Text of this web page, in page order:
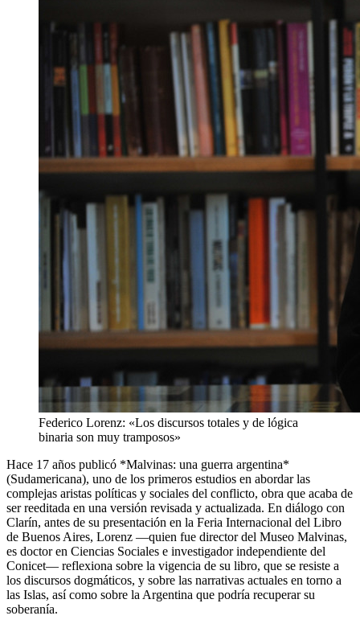
Federico Lorenz: «Los discursos totales y de lógica
binaria son muy tramposos»
Hace 17 años publicó *Malvinas: una guerra argentina*
(Sudamericana), uno de los primeros estudios en abordar las
complejas aristas políticas y sociales del conflicto, obra que acaba de
ser reeditada en una versión revisada y actualizada. En diálogo con
Clarín, antes de su presentación en la Feria Internacional del Libro
de Buenos Aires, Lorenz —quien fue director del Museo Malvinas,
es doctor en Ciencias Sociales e investigador independiente del
Conicet— reflexiona sobre la vigencia de su libro, que se resiste a
los discursos dogmáticos, y sobre las narrativas actuales en torno a
las Islas, así como sobre la Argentina que podría recuperar su
soberanía.